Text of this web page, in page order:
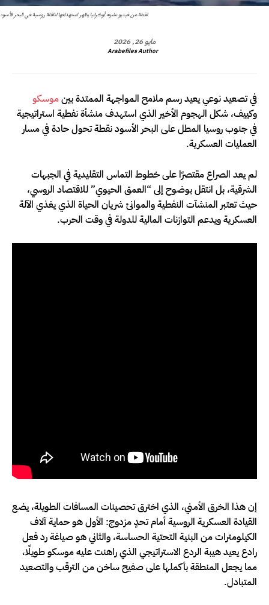
لقطة من فيديو نشرته أوكرانيا يظهر استهدافها لناقلة روسية في البحر الأسود
مايو 26, 2026
Arabefiles Author
في تصعيد نوعي يعيد رسم ملامح المواجهة الممتدة بينموسكو
وكييف، شكل الهجوم الأخير الذي استهدف منشأة نفطية استراتيجية
في جنوب روسيا المطل على البحر الأسود نقطة تحول حادة في مسار
العمليات العسكرية.
لم يعد الصراع مقتصرًا على خطوط التماس التقليدية في الجبهات
الشرقية، بل انتقل بوضوح إلى “العمق الحيوي” للاقتصاد الروسي،
حيث تعتبر المنشآت النفطية والموانئ شريان الحياة الذي يغذي الآلة
العسكرية ويدعم التوازنات المالية للدولة في وقت الحرب.
إن هذا الخرق الأمني، الذي اخترق تحصينات المسافات الطويلة، يضع
القيادة العسكرية الروسية أمام تحدٍ مزدوج: الأول هو حماية آلاف
الكيلومترات من البنية التحتية الحساسة، والثاني هو صياغة رد فعل
رادع يعيد هيبة الردع الاستراتيجي الذي راهنت عليه موسكو طويلًا،
مما يجعل المنطقة بأكملها على صفيح ساخن من الترقب والتصعيد
المتبادل.